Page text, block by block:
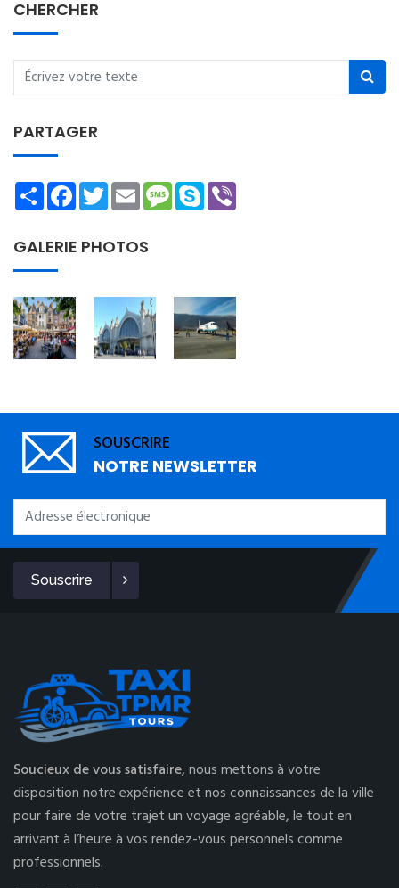
CHERCHER
PARTAGER
ShareFacebookTwitterEmailMessage
Skype
GALERIE PHOTOS
SOUSCRIRE
NOTRE NEWSLETTER
Souscrire
Soucieux de vous satisfaire,nous mettons à votre
disposition notre expérience et nos connaissances de la ville
pour faire de votre trajet un voyage agréable, le tout en
arrivant à l’heure à vos rendez-vous personnels comme
professionnels.